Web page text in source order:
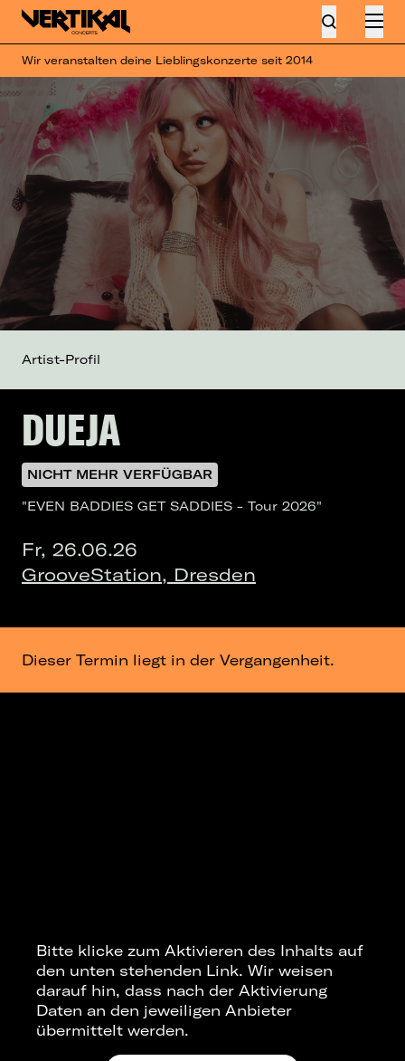
Wir veranstalten deine Lieblingskonzerte seit 2014
DUEJA
NICHT MEHR VERFÜGBAR
"EVEN BADDIES GET SADDIES - Tour 2026"
Fr, 26.06.26
GrooveStation, Dresden
Artist-Profil
Dieser Termin liegt in der Vergangenheit.
Bitte klicke zum Aktivieren des Inhalts auf
den unten stehenden Link. Wir weisen
darauf hin, dass nach der Aktivierung
Daten an den jeweiligen Anbieter
übermittelt werden.